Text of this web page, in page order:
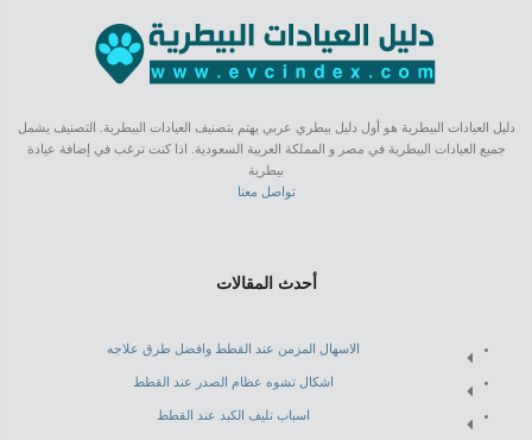
دليل العيادات البيطرية هو أول دليل بيطري عربي يهتم بتصنيف العيادات البيطرية. التصنيف يشمل
جميع العيادات البيطرية في مصر و المملكة العربية السعودية. اذا كنت ترغب في إضافة عيادة
بيطرية
تواصل معنا
أحدث المقالات
الاسهال المزمن عند القطط وافضل طرق علاجه
اشكال تشوه عظام الصدر عند القطط
اسباب تليف الكبد عند القطط